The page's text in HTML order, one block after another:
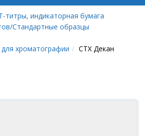
титры, индикаторная бумага
Стандартные образцы
хроматографии
СТХ Декан